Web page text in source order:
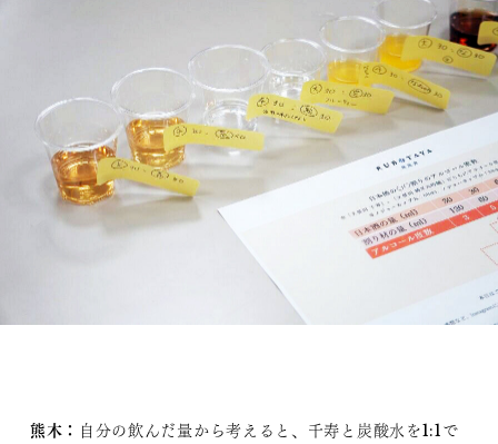
熊木： ​自分の飲んだ量から考えると、千寿と炭酸水を1:1で